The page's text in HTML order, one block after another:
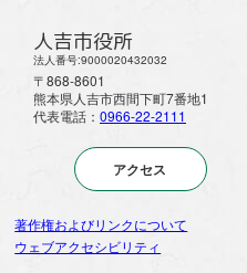
人吉市役所
法人番号:9000020432032
〒868-8601
熊本県人吉市西間下町7番地1
代表電話： 0966-22-2111
アクセス
著作権およびリンクについて
ウェブアクセシビリティ